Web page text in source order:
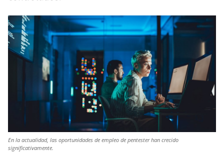
En la actualidad, las oportunidades de empleo de pentester han crecido
significativamente.